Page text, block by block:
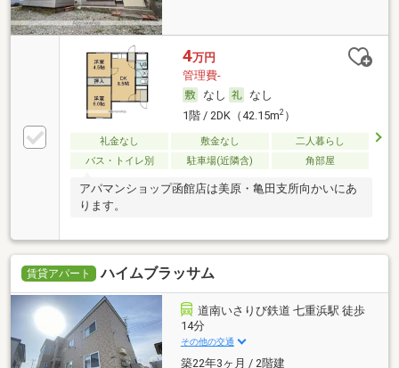
4万円
管理費-
なし
なし
1階 / 2DK（42.15m2）
礼金なし 敷金なし
二人暮らし
バス・トイレ別
駐車場(近隣含) 角部屋
アパマンショップ函館店は美原・亀田支所向かいにあ
ります。
賃貸アパート ハイムブラッサム
道南いさりび鉄道 七重浜駅 徒歩
14分
その他の交通
築22年3ヶ月 / 2階建